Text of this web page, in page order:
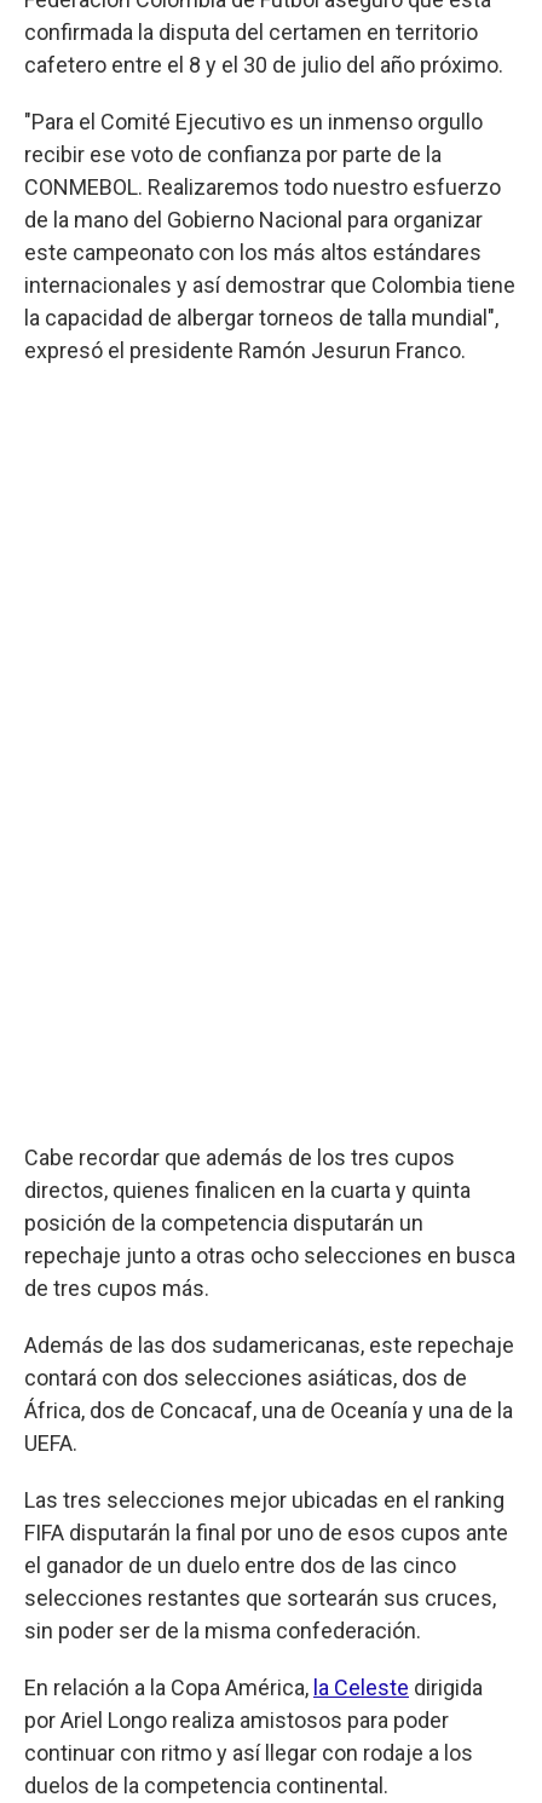
confirmada la disputa del certamen en territorio
cafetero entre el 8 y el 30 de julio del año próximo.
"Para el Comité Ejecutivo es un inmenso orgullo
recibir ese voto de confianza por parte de la
CONMEBOL. Realizaremos todo nuestro esfuerzo
de la mano del Gobierno Nacional para organizar
este campeonato con los más altos estándares
internacionales y así demostrar que Colombia tiene
la capacidad de albergar torneos de talla mundial",
expresó el presidente Ramón Jesurun Franco.
Cabe recordar que además de los tres cupos
directos, quienes finalicen en la cuarta y quinta
posición de la competencia disputarán un
repechaje junto a otras ocho selecciones en busca
de tres cupos más.
Además de las dos sudamericanas, este repechaje
contará con dos selecciones asiáticas, dos de
África, dos de Concacaf, una de Oceanía y una de la
UEFA.
Las tres selecciones mejor ubicadas en el ranking
FIFA disputarán la final por uno de esos cupos ante
el ganador de un duelo entre dos de las cinco
selecciones restantes que sortearán sus cruces,
sin poder ser de la misma confederación.
En relación a la Copa América, la Celeste dirigida
por Ariel Longo realiza amistosos para poder
continuar con ritmo y así llegar con rodaje a los
duelos de la competencia continental.